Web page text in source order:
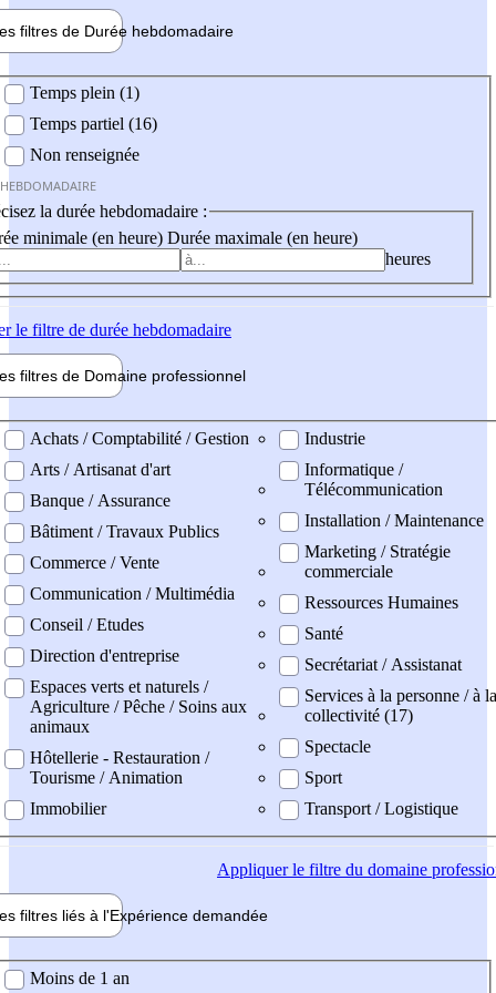
filtres de Durée hebdomadaire
Temps plein (1)
Temps partiel (16)
Non renseignée
la durée hebdomadaire :
minimale (en heure) Durée maximale (en heure)
heures
le filtre de durée hebdomadaire
filtres de Domaine professionnel
professionel
Achats / Comptabilité / Gestion
Arts / Artisanat d'art
Banque / Assurance
Bâtiment / Travaux Publics
Commerce / Vente
Communication / Multimédia
Conseil / Etudes
Direction d'entreprise
Espaces verts et naturels /
Agriculture / Pêche / Soins aux
animaux
Hôtellerie - Restauration /
Tourisme / Animation
Immobilier
Industrie
Informatique /
Télécommunication
Installation / Maintenance
Marketing / Stratégie
commerciale
Ressources Humaines
Santé
Secrétariat / Assistanat
Services à la personne / à la
collectivité (17)
Spectacle
Sport
Transport / Logistique
Appliquerle filtre du domaine
filtres liés à l'Expérience demandée
demandée
Moins de 1 an